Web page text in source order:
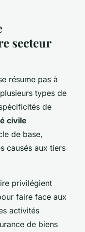
secteur
résume pas à
types de
de
civile
de base,
causés aux tiers
privilégient
faire face aux
activités
de biens